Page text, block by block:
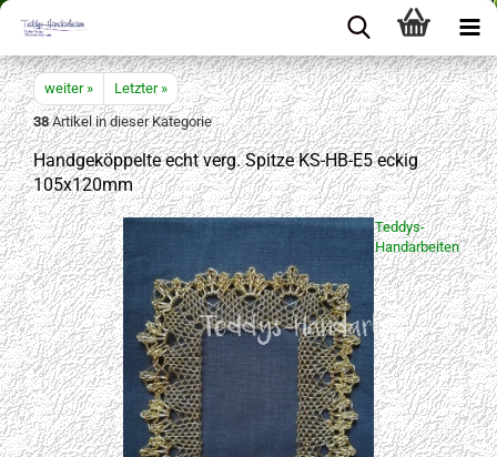
weiter »
Letzter »
38Artikel in dieser Kategorie
Handgeköppelte echt verg. Spitze KS-HB-E5 eckig
105x120mm
Teddys-
Handarbeiten